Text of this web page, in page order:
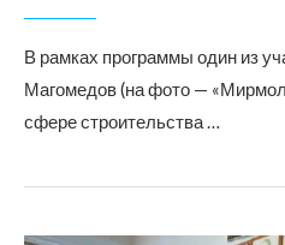
В рамках программы один из
Магомедов (на фото —
сфере строительства …